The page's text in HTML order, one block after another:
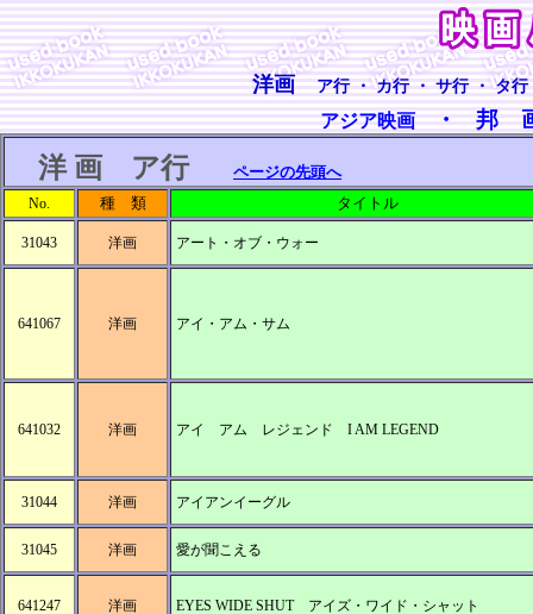
洋画ア行・カ行・サ行・タ行
アジア映画 ・ 邦
洋 画 ア行 ページの先頭へ
No. 種 類 タイトル
31043 洋画 アート・オブ・ウォー
641067 洋画 アイ・アム・サム
641032 洋画 アイ アム レジェンド I AM LEGEND
31044 洋画 アイアンイーグル
31045 洋画 愛が聞こえる
641247 洋画 EYES WIDE SHUT アイズ・ワイド・シャット